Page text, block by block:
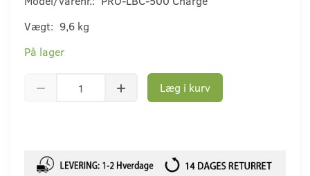
Vægt: 9,6 kg
På lager
Læg i kurv